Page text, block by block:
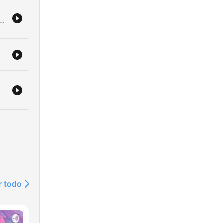
Denne episode af Afhørt følger historien om Markus Petersen, en tidligere dansk krigsveteran fra Irak og Afghanistan, der er blevet idømt 11 års fængsel for involvering i en omfattende narkosag. Sagen drejer sig om håndtering af 100 kilo amfetamin, som blev opdaget via krypteret kommunikation på Sky ECC-tjenesten. Beretningen belyser den tragiske sammenhæng mellem krigstraumer og kriminalitet. Efter at have kæmpet med svær PTSD, beskrives hvordan Petersen begyndende selvmedicinering med kokain førte til en voksende gæld, som han forsøgte at afvikle gennem narkosmugling. Episoden undersøger de menneskelige omkostninger ved både krigstjeneste og den efterfølgende retsproces.
todo